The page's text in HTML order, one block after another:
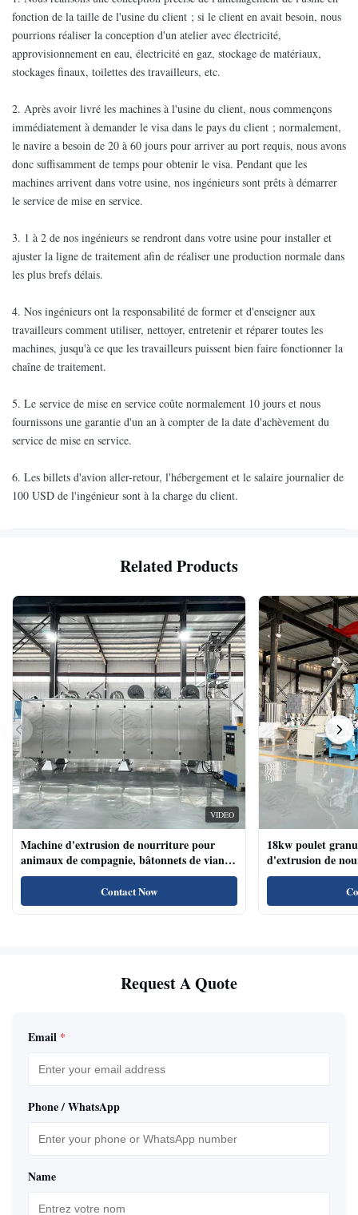
fonction de la taille de l'usine du client ; si le client en avait besoin, nous
pourrions réaliser la conception d'un atelier avec électricité,
approvisionnement en eau, électricité en gaz, stockage de matériaux,
stockages finaux, toilettes des travailleurs, etc.
2. Après avoir livré les machines à l'usine du client, nous commençons
immédiatement à demander le visa dans le pays du client ; normalement,
le navire a besoin de 20 à 60 jours pour arriver au port requis, nous avons
donc suffisamment de temps pour obtenir le visa. Pendant que les
machines arrivent dans votre usine, nos ingénieurs sont prêts à démarrer
le service de mise en service.
3. 1 à 2 de nos ingénieurs se rendront dans votre usine pour installer et
ajuster la ligne de traitement afin de réaliser une production normale dans
les plus brefs délais.
4. Nos ingénieurs ont la responsabilité de former et d'enseigner aux
travailleurs comment utiliser, nettoyer, entretenir et réparer toutes les
machines, jusqu'à ce que les travailleurs puissent bien faire fonctionner la
chaîne de traitement.
5. Le service de mise en service coûte normalement 10 jours et nous
fournissons une garantie d'un an à compter de la date d'achèvement du
service de mise en service.
6. Les billets d'avion aller-retour, l'hébergement et le salaire journalier de
100 USD de l'ingénieur sont à la charge du client.
Related Products
VIDEO
Machine d'extrusion de nourriture pour
animaux de compagnie, bâtonnets de viande
de chien, machine d'extrusion de nourriture
pour animaux de compagnie avec système de
plateau automatique
Contact Now
18kw poulet
d'extrusion de
compagnie haute
naturels de
Request A Quote
Email *
Phone / WhatsApp
Name